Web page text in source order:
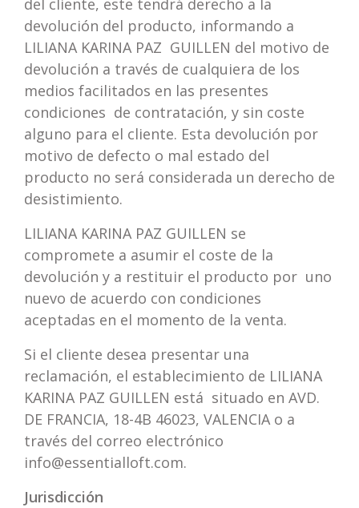
del cliente, este tendrá derecho a la
devolución del producto, informando a
LILIANA KARINA PAZ GUILLEN del motivo de
devolución a través de cualquiera de los
medios facilitados en las presentes
condiciones de contratación, y sin coste
alguno para el cliente. Esta devolución por
motivo de defecto o mal estado del
producto no será considerada un derecho de
desistimiento.
LILIANA KARINA PAZ GUILLEN se
compromete a asumir el coste de la
devolución y a restituir el producto por uno
nuevo de acuerdo con condiciones
aceptadas en el momento de la venta.
Si el cliente desea presentar una
reclamación, el establecimiento de LILIANA
KARINA PAZ GUILLEN está situado en AVD.
DE FRANCIA, 18-4B 46023, VALENCIA o a
través del correo electrónico
info@essentialloft.com.
Jurisdicción